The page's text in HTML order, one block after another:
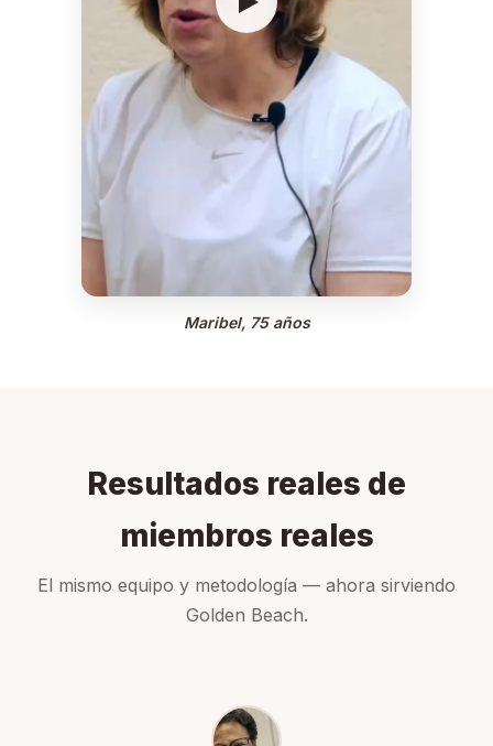
Maribel, 75 años
Resultados reales de
miembros reales
El mismo equipo y metodología — ahora sirviendo
Golden Beach.